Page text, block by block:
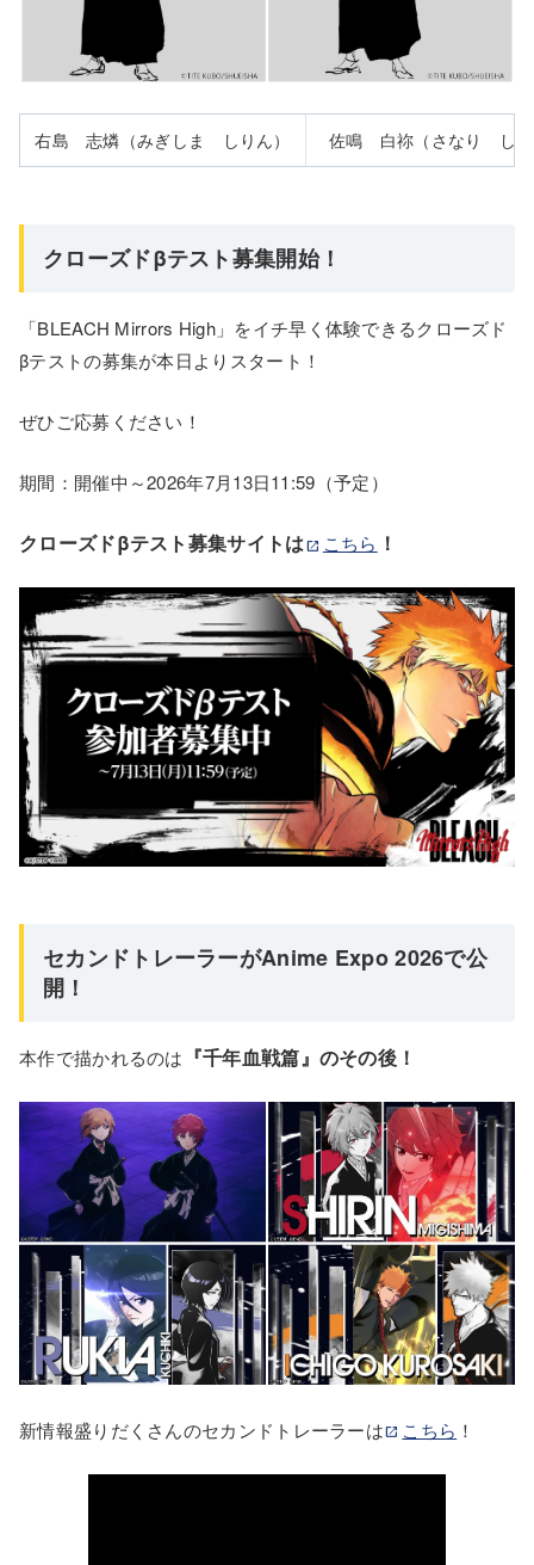
右島 志燐（みぎしま しりん） 佐鳴 白祢（さなり し
クローズドβテスト募集開始！
「BLEACH Mirrors High」をイチ早く体験できるクローズド
βテストの募集が本日よりスタート！
ぜひご応募ください！
期間：開催中～2026年7月13日11:59（予定）
クローズドβテスト募集サイトは こちら ！
セカンドトレーラーがAnime Expo 2026で公
開！
本作で描かれるのは 『千年血戦篇』のその後！
新情報盛りだくさんのセカンドトレーラーは こちら ！